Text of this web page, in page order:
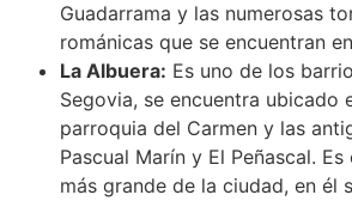
Guadarrama y las numerosas
románicas que se encuentran
La Albuera: Es uno de los
Segovia, se encuentra ubicado
parroquia del Carmen y las
Pascual Marín y El Peñascal.
más grande de la ciudad, en él